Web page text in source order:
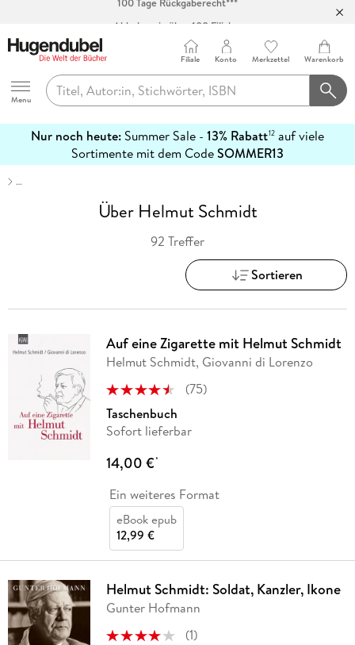
Abholung in über 100 Filialen
Hugendubel
Menu
Filiale Konto Merkzettel Warenkorb
Nur noch heute: Summer Sale - 13% Rabatt12 auf viele
Sortimente mit dem CodeSOMMER13
erfahren
…
Über Helmut Schmidt
92 Treffer
Sortieren
Auf eine Zigarette mit Helmut Schmidt
Helmut Schmidt, Giovanni di Lorenzo
(75)
Taschenbuch
Sofort lieferbar
14,00 €*
Ein weiteres Format
eBook epub
12,99 €
Helmut Schmidt: Soldat, Kanzler, Ikone
Gunter Hofmann
(1)